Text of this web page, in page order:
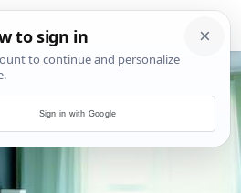
Sign in with Google